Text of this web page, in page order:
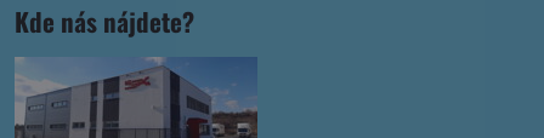
Kde nás nájdete?